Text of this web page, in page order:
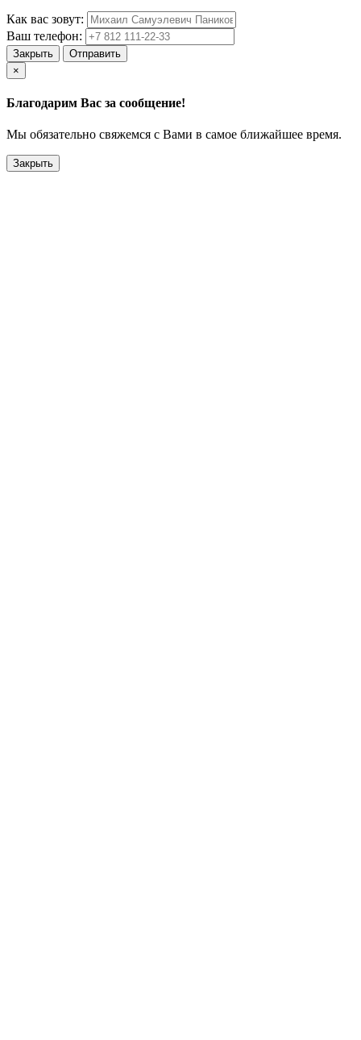
Как вас зовут:
Ваш телефон:
Закрыть
Отправить
×
Благодарим Вас за сообщение!
Мы обязательно свяжемся с Вами в самое ближайшее время.
Закрыть